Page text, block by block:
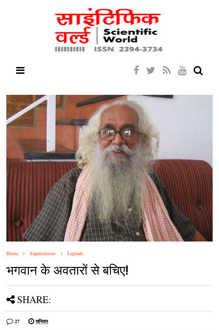
Home Superstitions Legends
भगवान के अवतारों से बचिए!
SHARE:
27 शनिवार